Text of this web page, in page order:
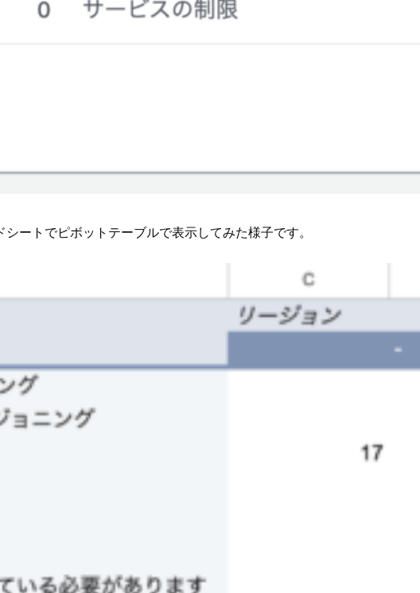
ートでピボットテーブルで表示してみた様子です。